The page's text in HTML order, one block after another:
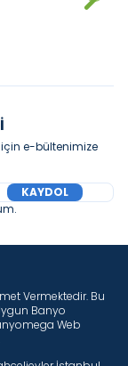
e-bültenimize
KAYDOL
Vermektedir. Bu
Banyo
Web